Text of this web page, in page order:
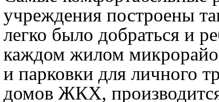
учреждения построены
легко было добраться и
каждом жилом
и парковки для личного
домов ЖКХ,